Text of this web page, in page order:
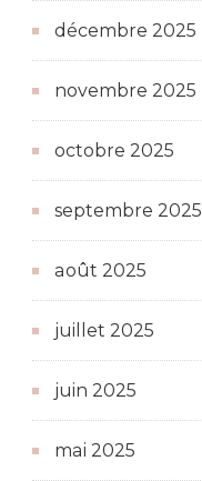
décembre 2025
novembre 2025
octobre 2025
septembre 2025
août 2025
juillet 2025
juin 2025
mai 2025